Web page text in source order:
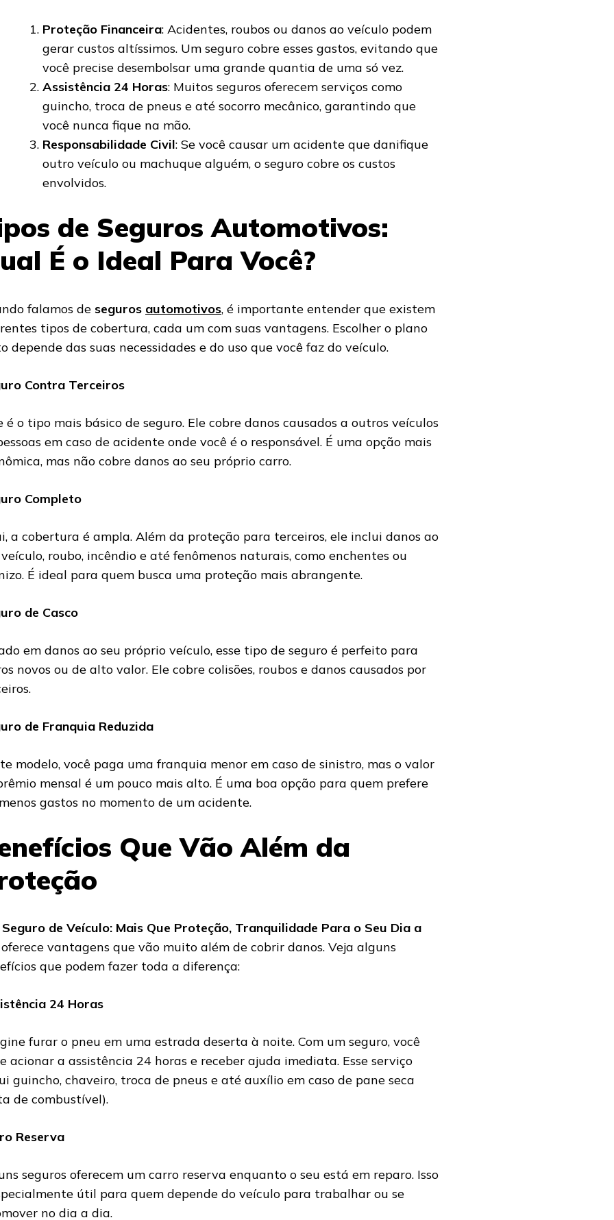
Proteção Financeira: Acidentes, roubos ou danos ao veículo podem
gerar custos altíssimos. Um seguro cobre esses gastos, evitando que
você precise desembolsar uma grande quantia de uma só vez.
Assistência 24 Horas: Muitos seguros oferecem serviços como
guincho, troca de pneus e até socorro mecânico, garantindo que
você nunca fique na mão.
Responsabilidade Civil: Se você causar um acidente que danifique
outro veículo ou machuque alguém, o seguro cobre os custos
envolvidos.
de Seguros Automotivos:
É o Ideal Para Você?
falamos de seguros automotivos, é importante entender que existem
tipos de cobertura, cada um com suas vantagens. Escolher o plano
depende das suas necessidades e do uso que você faz do veículo.
Contra Terceiros
é o tipo mais básico de seguro. Ele cobre danos causados a outros veículos
em caso de acidente onde você é o responsável. É uma opção mais
mas não cobre danos ao seu próprio carro.
Completo
a cobertura é ampla. Além da proteção para terceiros, ele inclui danos ao
roubo, incêndio e até fenômenos naturais, como enchentes ou
É ideal para quem busca uma proteção mais abrangente.
de Casco
em danos ao seu próprio veículo, esse tipo de seguro é perfeito para
novos ou de alto valor. Ele cobre colisões, roubos e danos causados por
de Franquia Reduzida
modelo, você paga uma franquia menor em caso de sinistro, mas o valor
mensal é um pouco mais alto. É uma boa opção para quem prefere
gastos no momento de um acidente.
Que Vão Além da
Seguro de Veículo: Mais Que Proteção, Tranquilidade Para o Seu Dia a
vantagens que vão muito além de cobrir danos. Veja alguns
que podem fazer toda a diferença:
24 Horas
furar o pneu em uma estrada deserta à noite. Com um seguro, você
acionar a assistência 24 horas e receber ajuda imediata. Esse serviço
guincho, chaveiro, troca de pneus e até auxílio em caso de pane seca
de combustível).
Reserva
seguros oferecem um carro reserva enquanto o seu está em reparo. Isso
útil para quem depende do veículo para trabalhar ou se
no dia a dia.